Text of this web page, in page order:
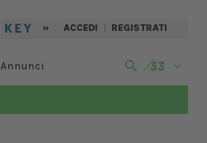
» ACCEDI | REGISTRATI
Annunci